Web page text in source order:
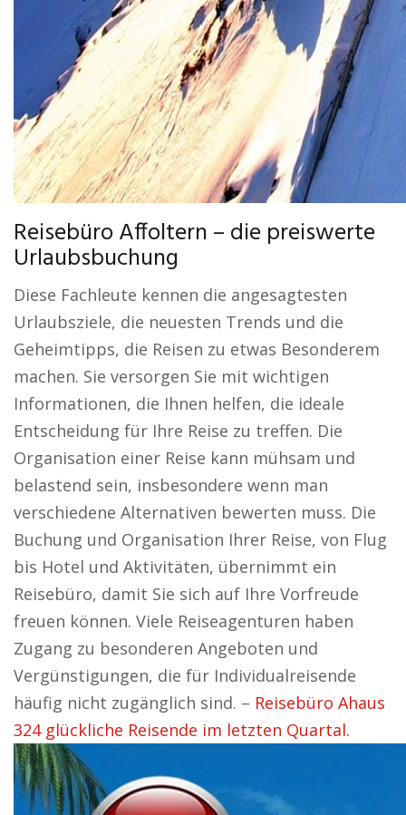
Reisebüro Affoltern – die preiswerte
Urlaubsbuchung
Diese Fachleute kennen die angesagtesten
Urlaubsziele, die neuesten Trends und die
Geheimtipps, die Reisen zu etwas Besonderem
machen. Sie versorgen Sie mit wichtigen
Informationen, die Ihnen helfen, die ideale
Entscheidung für Ihre Reise zu treffen. Die
Organisation einer Reise kann mühsam und
belastend sein, insbesondere wenn man
verschiedene Alternativen bewerten muss. Die
Buchung und Organisation Ihrer Reise, von Flug
bis Hotel und Aktivitäten, übernimmt ein
Reisebüro, damit Sie sich auf Ihre Vorfreude
freuen können. Viele Reiseagenturen haben
Zugang zu besonderen Angeboten und
Vergünstigungen, die für Individualreisende
häufig nicht zugänglich sind. – Reisebüro Ahaus
324 glückliche Reisende im letzten Quartal.